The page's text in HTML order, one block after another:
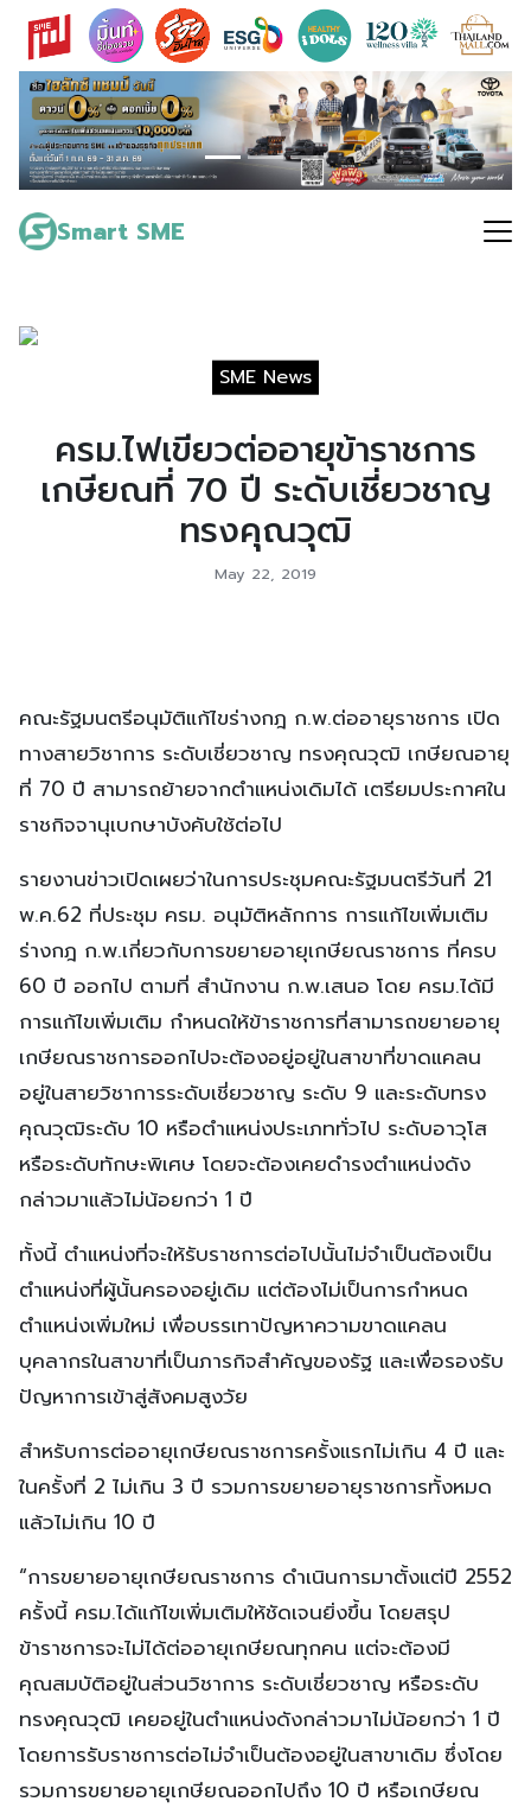
Skip
content
Smart SME
Search
for:
SME News
ครม.ไฟเขียวต่ออายุข้าราชการ
เกษียณที่ 70 ปี ระดับเชี่ยวชาญ
ทรงคุณวุฒิ
May 22, 2019
คณะรัฐมนตรีอนุมัติแก้ไขร่างกฎ ก.พ.ต่ออายุราชการ เปิด
ทางสายวิชาการ ระดับเชี่ยวชาญ ทรงคุณวุฒิ เกษียณอายุ
ที่ 70 ปี สามารถย้ายจากตำแหน่งเดิมได้ เตรียมประกาศใน
ราชกิจจานุเบกษาบังคับใช้ต่อไป
รายงานข่าวเปิดเผยว่าในการประชุมคณะรัฐมนตรีวันที่ 21
พ.ค.62 ที่ประชุม ครม. อนุมัติหลักการ การแก้ไขเพิ่มเติม
ร่างกฎ ก.พ.เกี่ยวกับการขยายอายุเกษียณราชการ ที่ครบ
60 ปี ออกไป ตามที่ สำนักงาน ก.พ.เสนอ โดย ครม.ได้มี
การแก้ไขเพิ่มเติม กำหนดให้ข้าราชการที่สามารถขยายอายุ
เกษียณราชการออกไปจะต้องอยู่อยู่ในสาขาที่ขาดแคลน
อยู่ในสายวิชาการระดับเชี่ยวชาญ ระดับ 9 และระดับทรง
คุณวุฒิระดับ 10 หรือตำแหน่งประเภททั่วไป ระดับอาวุโส
หรือระดับทักษะพิเศษ โดยจะต้องเคยดำรงตำแหน่งดัง
กล่าวมาแล้วไม่น้อยกว่า 1 ปี
ทั้งนี้ ตำแหน่งที่จะให้รับราชการต่อไปนั้นไม่จำเป็นต้องเป็น
ตำแหน่งที่ผู้นั้นครองอยู่เดิม แต่ต้องไม่เป็นการกำหนด
ตำแหน่งเพิ่มใหม่ เพื่อบรรเทาปัญหาความขาดแคลน
บุคลากรในสาขาที่เป็นภารกิจสำคัญของรัฐ และเพื่อรองรับ
ปัญหาการเข้าสู่สังคมสูงวัย
สำหรับการต่ออายุเกษียณราชการครั้งแรกไม่เกิน 4 ปี และ
ในครั้งที่ 2 ไม่เกิน 3 ปี รวมการขยายอายุราชการทั้งหมด
แล้วไม่เกิน 10 ปี
“การขยายอายุเกษียณราชการ ดำเนินการมาตั้งแต่ปี 2552
ครั้งนี้ ครม.ได้แก้ไขเพิ่มเติมให้ชัดเจนยิ่งขึ้น โดยสรุป
ข้าราชการจะไม่ได้ต่ออายุเกษียณทุกคน แต่จะต้องมี
คุณสมบัติอยู่ในส่วนวิชาการ ระดับเชี่ยวชาญ หรือระดับ
ทรงคุณวุฒิ เคยอยู่ในตำแหน่งดังกล่าวมาไม่น้อยกว่า 1 ปี
โดยการรับราชการต่อไม่จำเป็นต้องอยู่ในสาขาเดิม ซึ่งโดย
รวมการขยายอายุเกษียณออกไปถึง 10 ปี หรือเกษียณ